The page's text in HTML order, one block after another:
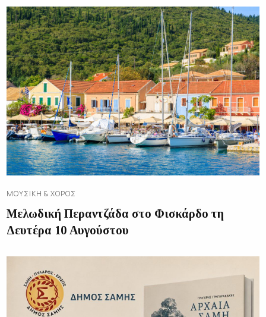
ΜΟΥΣΙΚΉ & ΧΟΡΌΣ
Μελωδική Περαντζάδα στο Φισκάρδο τη
Δευτέρα 10 Αυγούστου